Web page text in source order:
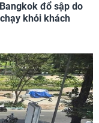
đổ sập do
khỏi khách